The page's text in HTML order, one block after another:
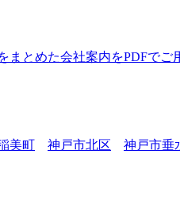
とめた会社案内をPDFでご
美町 神戸市北区 神戸市垂